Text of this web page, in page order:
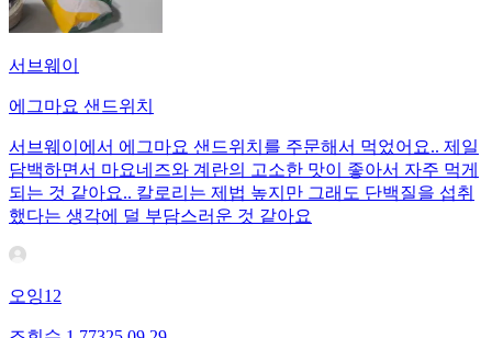
서브웨이
에그마요 샌드위치
서브웨이에서 에그마요 샌드위치를 주문해서 먹었어요.. 제일
담백하면서 마요네즈와 계란의 고소한 맛이 좋아서 자주 먹게
되는 것 같아요.. 칼로리는 제법 높지만 그래도 단백질을 섭취
했다는 생각에 덜 부담스러운 것 같아요
오잉12